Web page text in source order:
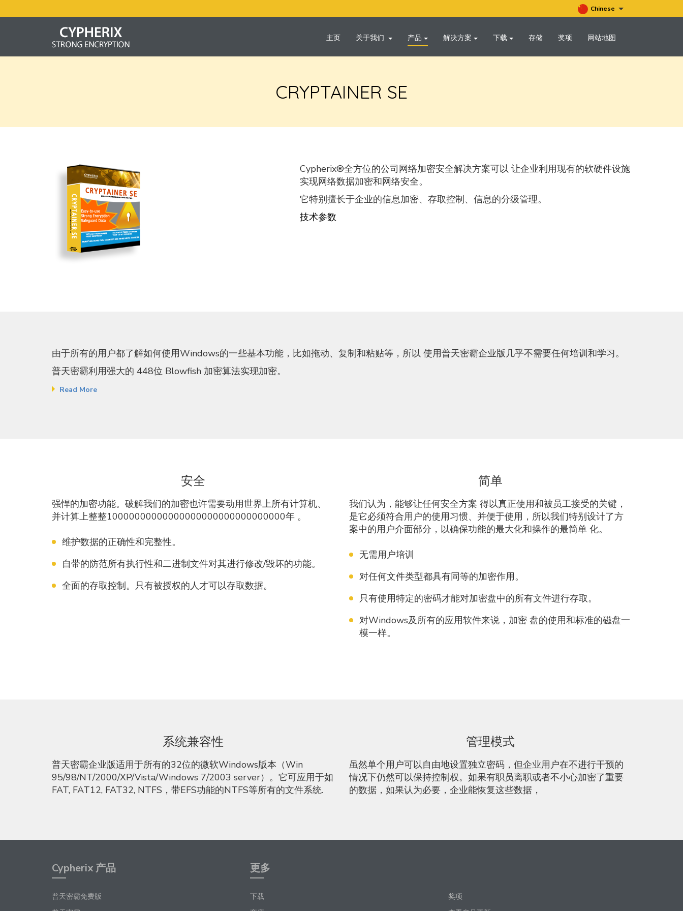
Chinese
主页 关于我们 产品 解决方案 下载 存储 奖项 网站地图
CRYPTAINER SE
Cypherix®全方位的公司网络加密安全解决方案可以 让企业利用现有的软硬件设施
实现网络数据加密和网络安全。
它特别擅长于企业的信息加密、存取控制、信息的分级管理。
技术参数
由于所有的用户都了解如何使用Windows的一些基本功能，比如拖动、复制和粘贴等，所以 使用普天密霸企业版几乎不需要任何培训和学习。
普天密霸利用强大的 448位 Blowfish 加密算法实现加密。
Read More
安全
强悍的加密功能。破解我们的加密也许需要动用世界上所有计算机、
并计算上整整10000000000000000000000000000000年 。
维护数据的正确性和完整性。
自带的防范所有执行性和二进制文件对其进行修改/毁坏的功能。
全面的存取控制。只有被授权的人才可以存取数据。
简单
我们认为，能够让任何安全方案 得以真正使用和被员工接受的关键，
是它必须符合用户的使用习惯、并便于使用，所以我们特别设计了方
案中的用户介面部分，以确保功能的最大化和操作的最简单 化。
无需用户培训
对任何文件类型都具有同等的加密作用。
只有使用特定的密码才能对加密盘中的所有文件进行存取。
对Windows及所有的应用软件来说，加密 盘的使用和标准的磁盘一
模一样。
系统兼容性
普天密霸企业版适用于所有的32位的微软Windows版本（Win
95/98/NT/2000/XP/Vista/Windows 7/2003 server）。它可应用于如
FAT, FAT12, FAT32, NTFS，带EFS功能的NTFS等所有的文件系统.
管理模式
虽然单个用户可以自由地设置独立密码，但企业用户在不进行干预的
情况下仍然可以保持控制权。如果有职员离职或者不小心加密了重要
的数据，如果认为必要，企业能恢复这些数据，
Cypherix 产品
普天密霸免费版
更多
下载
奖项